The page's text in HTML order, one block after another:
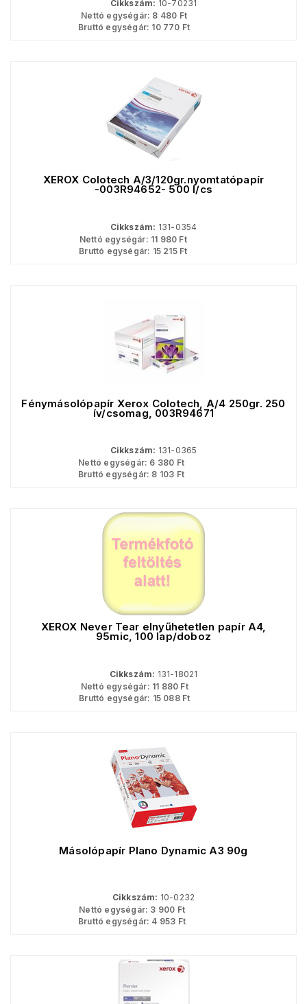
Cikkszám: 10-70231
Nettó egységár: 8 480 Ft
Bruttó egységár: 10 770 Ft
XEROX Colotech A/3/120gr.nyomtatópapír
-003R94652- 500 l/cs
Cikkszám: 131-0354
Nettó egységár: 11 980 Ft
Bruttó egységár: 15 215Ft
Fénymásolópapír Xerox Colotech, A/4 250gr. 250
ív/csomag, 003R94671
Cikkszám: 131-0365
Nettó egységár: 6 380 Ft
Bruttó egységár: 8 103 Ft
XEROX Never Tear elnyűhetetlen papír A4,
95mic, 100 lap/doboz
Cikkszám: 131-18021
Nettó egységár: 11 880 Ft
Bruttó egységár: 15 088Ft
Másolópapír Plano Dynamic A3 90g
Cikkszám: 10-0232
Nettó egységár: 3 900 Ft
Bruttó egységár: 4 953 Ft